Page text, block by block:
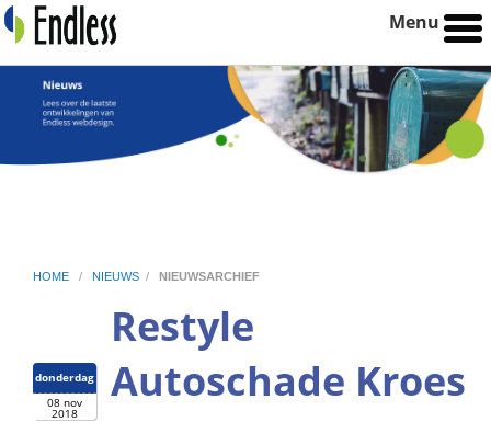
Menu
HOME / NIEUWS / NIEUWSARCHIEF
Restyle
Autoschade Kroes
donderdag
08 nov
2018